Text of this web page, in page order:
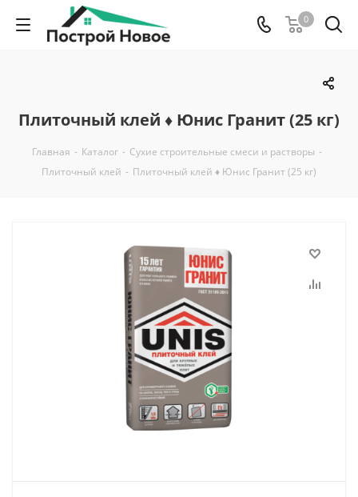
0
Плиточный клей ♦ Юнис Гранит (25 кг)
Главная - Каталог - Сухие строительные смеси и растворы -
Плиточный клей - Плиточный клей ♦ Юнис Гранит (25 кг)